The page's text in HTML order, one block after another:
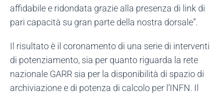
affidabile e ridondata grazie alla presenza di link di
pari capacità su gran parte della nostra dorsale”.
Il risultato è il coronamento di una serie di interventi
di potenziamento, sia per quanto riguarda la rete
nazionale GARR sia per la disponibilità di spazio di
archiviazione e di potenza di calcolo per l’INFN. Il